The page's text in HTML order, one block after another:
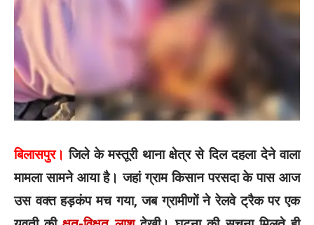
बिलासपुर।जिले के मस्तूरी थाना क्षेत्र से दिल दहला देने वाला
मामला सामने आया है। जहां ग्राम किसान परसदा के पास आज
उस वक्त हड़कंप मच गया, जब ग्रामीणों ने रेलवे ट्रैक पर एक